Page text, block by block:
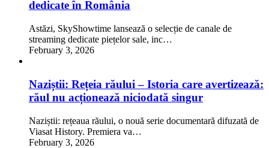
dedicate în România
Astăzi, SkyShowtime lansează o selecție de canale de
streaming dedicate piețelor sale, inc…
February 3, 2026
Naziștii: Rețeia răului – Istoria care avertizează:
răul nu acționează niciodată singur
Naziștii: rețeaua răului, o nouă serie documentară difuzată de
Viasat History. Premiera va…
February 3, 2026